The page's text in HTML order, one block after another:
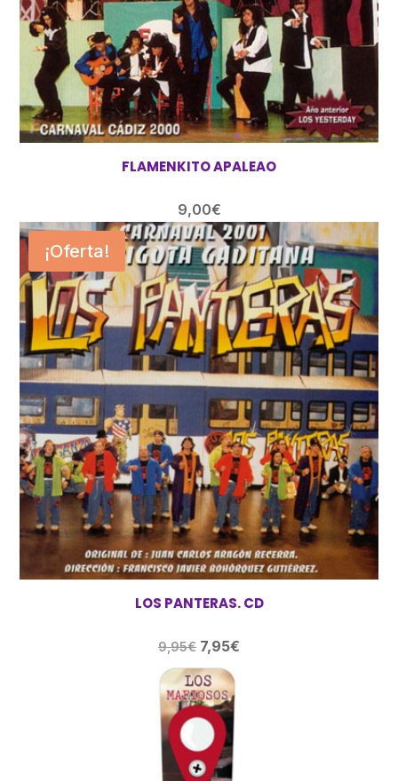
FLAMENKITO APALEAO
9,00€
¡Oferta!
LOS PANTERAS. CD
9,95€ El
precio
original
era:
9,95€.
7,95€